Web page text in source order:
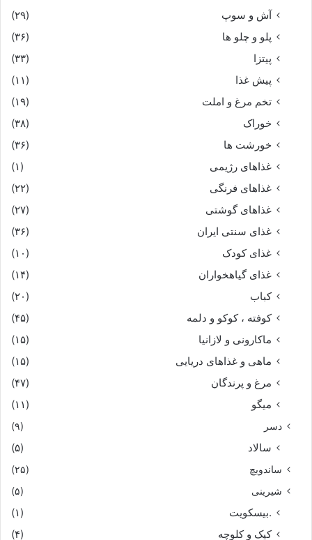
آش و سوپ
(۲۹)
پلو و چلو ها
(۳۶)
پیتزا
(۳۳)
پیش غذا
(۱۱)
تخم مرغ و املت
(۱۹)
خوراک
(۳۸)
خورشت ها
(۳۶)
غذاهای رژیمی
(۱)
غذاهای فرنگی
(۲۲)
غذاهای گوشتی
(۲۷)
غذای سنتی ایران
(۳۶)
غذای کودک
(۱۰)
غذای گیاهخواران
(۱۴)
کباب
(۲۰)
کوفته ، کوکو و دلمه
(۴۵)
ماکارونی و لازانیا
(۱۵)
ماهی و غذاهای دریایی
(۱۵)
مرغ و پرندگان
(۴۷)
میگو
(۱۱)
دسر (۹)
سالاد (۵)
ساندویچ
(۲۵)
شیرینی
(۵)
.بیسکویت
(۱)
کیک و کلوچه
(۴)